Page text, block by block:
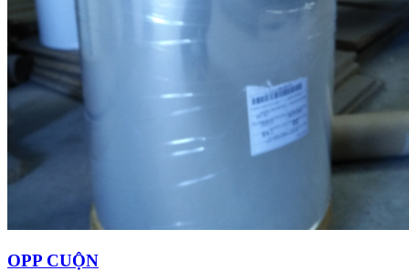
OPP CUỘN